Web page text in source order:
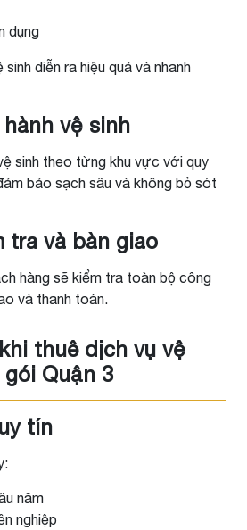
dụng
diễn ra hiệu quả và nhanh
vệ sinh
sinh theo từng khu vực với quy
bảo sạch sâu và không bỏ sót
tra và bàn giao
hàng sẽ kiểm tra toàn bộ công
và thanh toán.
thuê dịch vụ vệ
Quận 3
tín
năm
nghiệp